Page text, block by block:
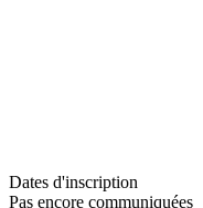
Dates d'inscription
Pas encore communiquées